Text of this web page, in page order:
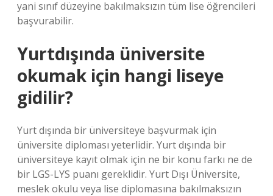
yani sınıf düzeyine bakılmaksızın tüm lise öğrencileri
başvurabilir.
Yurtdışında üniversite
okumak için hangi liseye
gidilir?
Yurt dışında bir üniversiteye başvurmak için
üniversite diploması yeterlidir. Yurt dışında bir
üniversiteye kayıt olmak için ne bir konu farkı ne de
bir LGS-LYS puanı gereklidir. Yurt Dışı Üniversite,
meslek okulu veya lise diplomasına bakılmaksızın